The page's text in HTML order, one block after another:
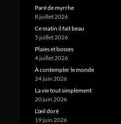
Paré de myrrhe
8 juillet 2026
Ce matin il fait beau
5 juillet 2026
Plaies et bosses
4 juillet 2026
À contempler le monde
24 juin 2026
La vie tout simplement
20 juin 2026
L’œil doré
19 juin 2026